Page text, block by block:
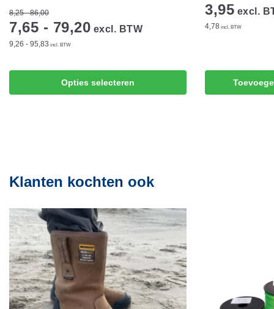
8,25 - 86,00
7,65 - 79,20 excl. BTW
9,26 - 95,83 incl. BTW
Opties selecteren
product
kan
worden
op
de
productpagina
3,95 excl.
4,78 incl. BTW
Klanten kochten ook